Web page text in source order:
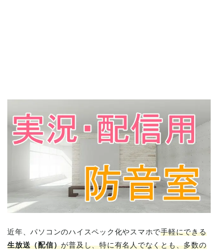
近年、パソコンのハイスペック化やスマホで手軽にできる
生放送（配信）が普及し、特に有名人でなくとも、多数の